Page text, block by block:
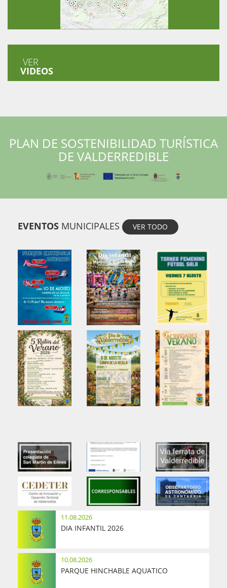
VER
VIDEOS
PLAN DE SOSTENIBILIDAD TURÍSTICA
DE VALDERREDIBLE
EVENTOS MUNICIPALES VER TODO
11.08.2026
DIA INFANTIL 2026
10.08.2026
PARQUE HINCHABLE AQUATICO